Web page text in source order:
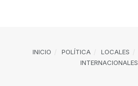
INICIO POLÍTICA LOCALES
INTERNACIONALES